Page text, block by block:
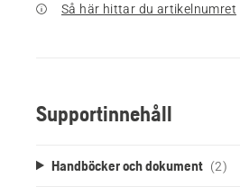
Så här hittar du artikelnumret
Supportinnehåll
Handböcker och dokument (2)